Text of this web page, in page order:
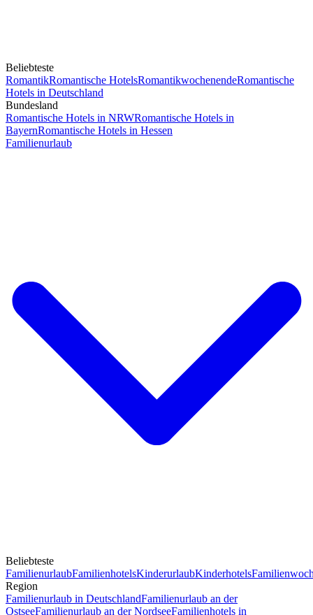
Beliebteste
RomantikRomantische HotelsRomantikwochenendeRomantische
Hotels in Deutschland
Bundesland
Romantische Hotels in NRWRomantische Hotels in
BayernRomantische Hotels in Hessen
Familienurlaub
Beliebteste
FamilienurlaubFamilienhotelsKinderurlaubKinderhotels
Region
Familienurlaub in DeutschlandFamilienurlaub an der
OstseeFamilienurlaub an der NordseeFamilienhotels in